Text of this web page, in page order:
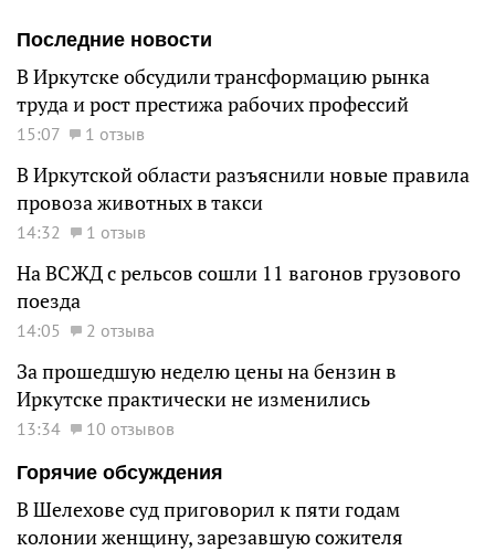
Последние новости
В Иркутске обсудили трансформацию рынка
труда и рост престижа рабочих профессий
15:07 1 отзыв
В Иркутской области разъяснили новые правила
провоза животных в такси
14:32 1 отзыв
На ВСЖД с рельсов сошли 11 вагонов грузового
поезда
14:05 2 отзыва
За прошедшую неделю цены на бензин в
Иркутске практически не изменились
13:34
10 отзывов
Горячие обсуждения
В Шелехове суд приговорил к пяти годам
колонии женщину, зарезавшую сожителя